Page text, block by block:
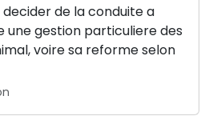
de la conduite a
une gestion particuliere des
voire sa reforme selon